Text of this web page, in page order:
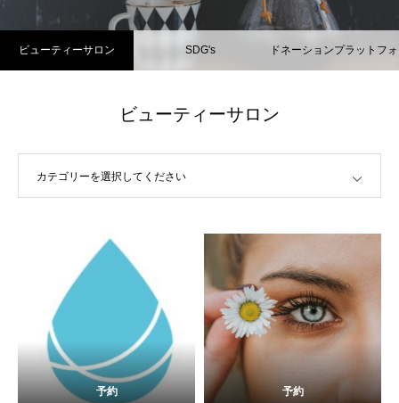
ビューティーサロン SDG's ドネーションプラットフォ
ビューティーサロン
カテゴリーを選択してください
予約 予約